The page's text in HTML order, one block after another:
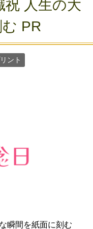
祝 人生の大
PR
ント
瞬間を紙面に刻む